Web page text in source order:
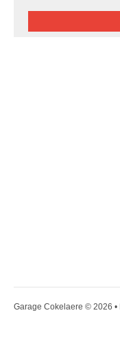
Garage Cokelaere © 2026 •